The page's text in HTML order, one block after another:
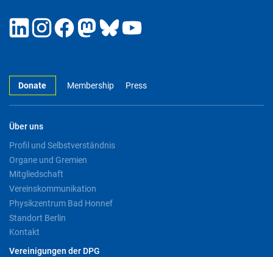
Donate Membership Press
Über uns
Profil und Selbstverständnis
Organe und Gremien
Mitgliedschaft
Vereinskommunikation
Physikzentrum Bad Honnef
Standort Berlin
Kontakt
Vereinigungen der DPG